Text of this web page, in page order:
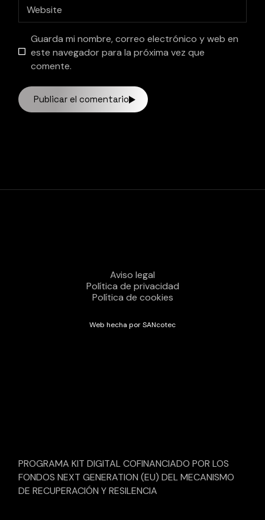
Guarda mi nombre, correo electrónico y web en
este navegador para la próxima vez que
comente.
Publicar el comentario
Aviso legal
Política de privacidad
Política de cookies
Web hecha por SANcotec
PROGRAMA KIT DIGITAL COFINANCIADO POR LOS
FONDOS NEXT GENERATION (EU) DEL MECANISMO
DE RECUPERACIÓN Y RESILENCIA